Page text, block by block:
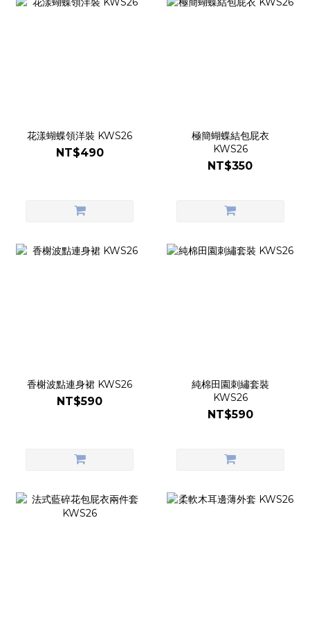
花漾蝴蝶領洋裝 KWS26
NT$490
極簡蝴蝶結包屁衣
KWS26
NT$350
香榭波點連身裙 KWS26
NT$590
純棉田園刺繡套裝
KWS26
NT$590